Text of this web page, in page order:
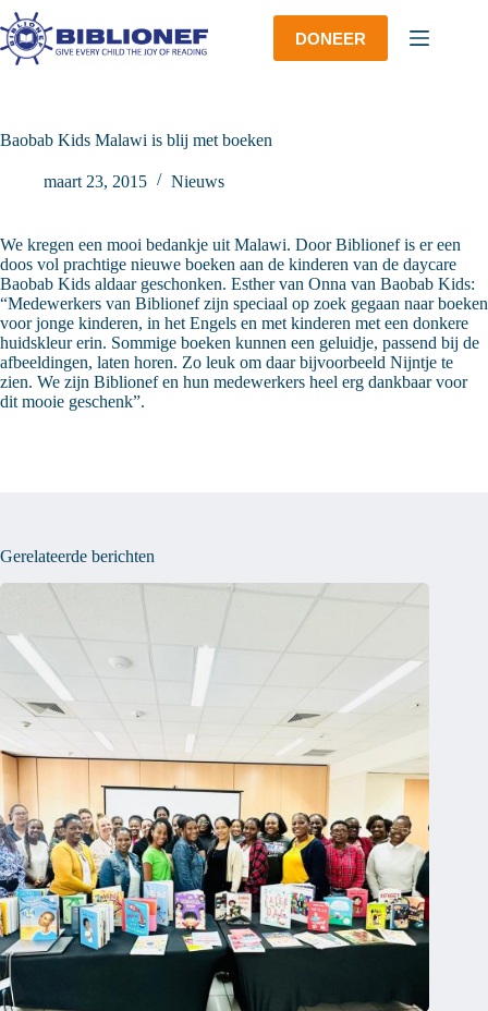
Ga
naar
de
inhoud
DONEER
Baobab Kids Malawi is blij met boeken
maart 23, 2015 Nieuws
We kregen een mooi bedankje uit Malawi. Door Biblionef is er een
doos vol prachtige nieuwe boeken aan de kinderen van de daycare
Baobab Kids aldaar geschonken. Esther van Onna van Baobab Kids:
“Medewerkers van Biblionef zijn speciaal op zoek gegaan naar boeken
voor jonge kinderen, in het Engels en met kinderen met een donkere
huidskleur erin. Sommige boeken kunnen een geluidje, passend bij de
afbeeldingen, laten horen. Zo leuk om daar bijvoorbeeld Nijntje te
zien. We zijn Biblionef en hun medewerkers heel erg dankbaar voor
dit mooie geschenk”.
Gerelateerde berichten